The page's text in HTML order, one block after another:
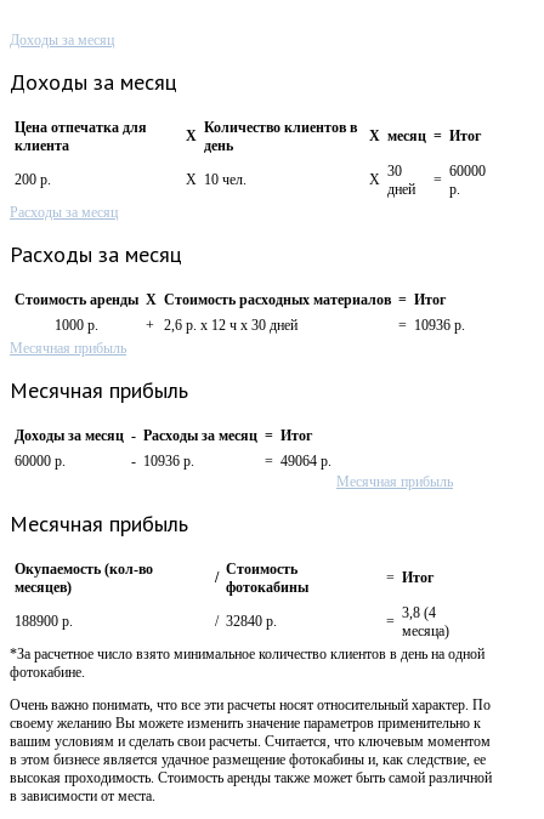
Доходы за месяц
Доходы за месяц
Цена отпечатка для
клиента
X Количество клиентов в
день
X месяц = Итог
200 р. X 10 чел. X 30
дней
= 60000
р.
Расходы за месяц
Расходы за месяц
Стоимость аренды X Стоимость расходных материалов = Итог
1000 р.
+ 2,6 р. х 12 ч х 30 дней = 10936 р.
Месячная прибыль
Месячная прибыль
Доходы за месяц - Расходы за месяц = Итог
60000 р.
- 10936 р. = 49064 р.
Месячная прибыль
Месячная прибыль
Окупаемость (кол-во
месяцев)
/ Стоимость
фотокабины
= Итог
188900 р. / 32840 р. = 3,8 (4
месяца)
*За расчетное число взято минимальное количество клиентов в день на одной
фотокабине.
Очень важно понимать, что все эти расчеты носят относительный характер. По
своему желанию Вы можете изменить значение параметров применительно к
вашим условиям и сделать свои расчеты. Считается, что ключевым моментом
в этом бизнесе является удачное размещение фотокабины и, как следствие, ее
высокая проходимость. Стоимость аренды также может быть самой различной
в зависимости от места.